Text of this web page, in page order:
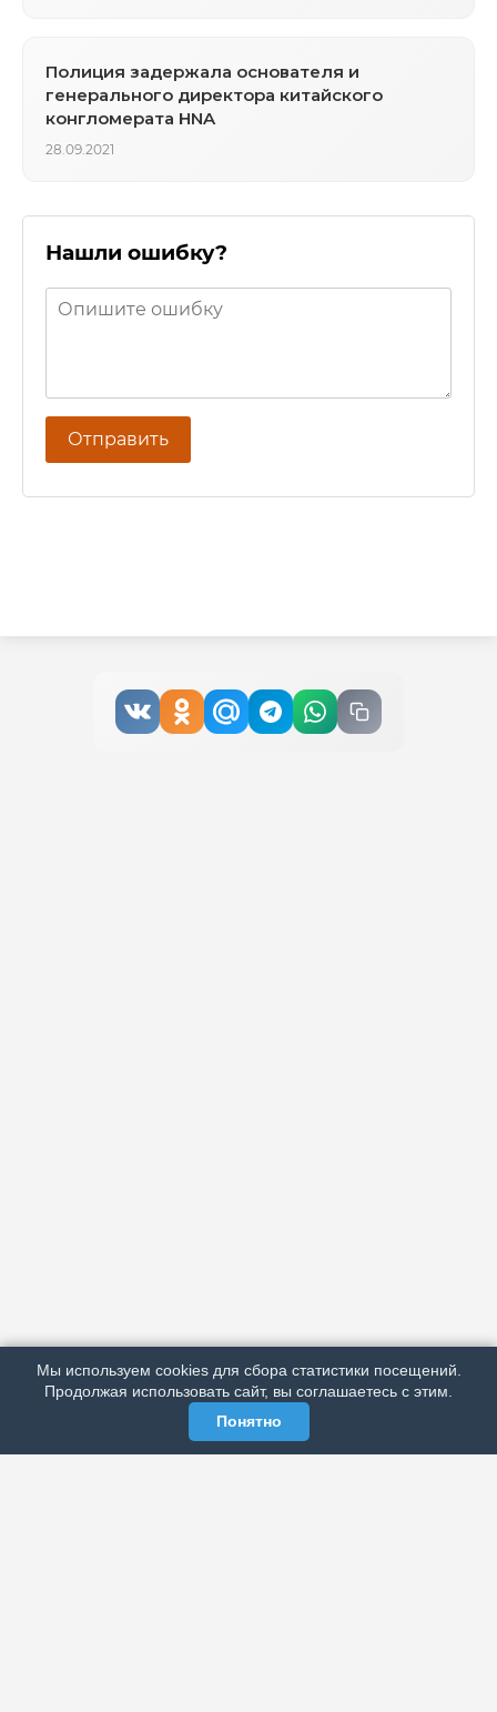
РЕКЛАМА У НАС
МЫ В СОЦСЕТЯХ
Полиция задержала основателя и
генерального директора китайского
конгломерата HNA
28.09.2021
Нашли ошибку?
Отправить
Мы используем cookies для сбора статистики посещений.
Продолжая использовать сайт, вы соглашаетесь с этим.
Понятно